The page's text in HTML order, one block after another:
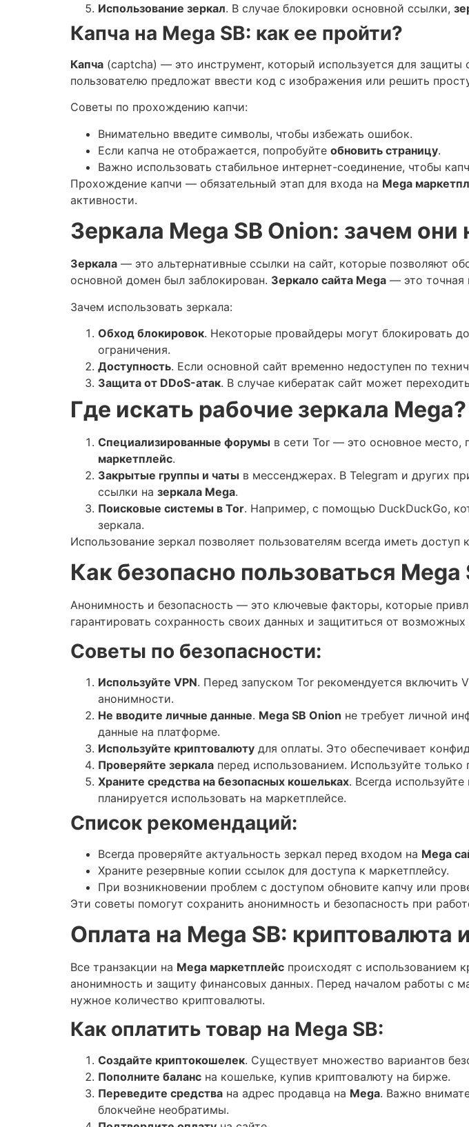
Использование зеркал. В случае блокировки основной ссылки,
Капча на Mega SB: как ее пройти?
Капча (captcha) — это инструмент, который используется для защиты
пользователю предложат ввести код с изображения или решить
Советы по прохождению капчи:
Внимательно введите символы, чтобы избежать ошибок.
Если капча не отображается, попробуйте обновить страницу.
Важно использовать стабильное интернет-соединение, чтобы
Прохождение капчи — обязательный этап для входа на Mega
активности.
Зеркала Mega SB Onion: зачем
Зеркала — это альтернативные ссылки на сайт, которые позволяют
основной домен был заблокирован. Зеркало сайта Mega — это точная
Зачем использовать зеркала:
Обход блокировок. Некоторые провайдеры могут блокировать
ограничения.
Доступность. Если основной сайт временно недоступен по
Защита от DDoS-атак. В случае кибератак сайт может
Где искать рабочие зеркала Mega?
Специализированные форумы в сети Tor — это основное место,
маркетплейс.
Закрытые группы и чаты в мессенджерах. В Telegram и других
ссылки на зеркала Mega.
Поисковые системы в Tor. Например, с помощью DuckDuckGo,
зеркала.
Использование зеркал позволяет пользователям всегда иметь
Как безопасно пользоваться Mega
Анонимность и безопасность — это ключевые факторы, которые
гарантировать сохранность своих данных и защититься от
Советы по безопасности:
Используйте VPN. Перед запуском Tor рекомендуется включить
анонимности.
Не вводите личные данные. Mega SB Onion не требует личной
данные на платформе.
Используйте криптовалюту для оплаты. Это обеспечивает
Проверяйте зеркала перед использованием. Используйте только
Храните средства на безопасных кошельках. Всегда
планируется использовать на маркетплейсе.
Список рекомендаций:
Всегда проверяйте актуальность зеркал перед входом на Mega
Храните резервные копии ссылок для доступа к маркетплейсу.
При возникновении проблем с доступом обновите капчу или
Эти советы помогут сохранить анонимность и безопасность при
Оплата на Mega SB: криптовалюта
Все транзакции на Mega маркетплейс происходят с использованием
анонимность и защиту финансовых данных. Перед началом работы с
нужное количество криптовалюты.
Как оплатить товар на Mega SB:
Создайте криптокошелек. Существует множество вариантов
Пополните баланс на кошельке, купив криптовалюту на бирже.
Переведите средства на адрес продавца на Mega. Важно
блокчейне необратимы.